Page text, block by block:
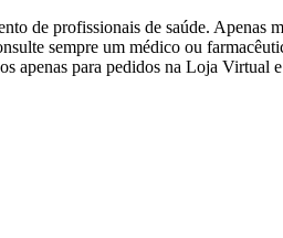
de profissionais de saúde. Apenas
sempre um médico ou
apenas para pedidos na Loja Virtual